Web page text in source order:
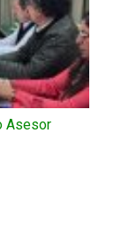
Asesor